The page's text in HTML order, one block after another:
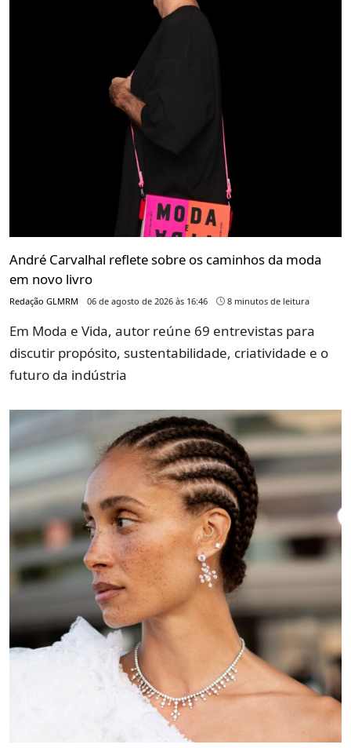
André Carvalhal reflete sobre os caminhos da moda
em novo livro
Redação GLMRM 06 de agosto de 2026 às 16:46 8 minutos de leitura
Em Moda e Vida, autor reúne 69 entrevistas para
discutir propósito, sustentabilidade, criatividade e o
futuro da indústria